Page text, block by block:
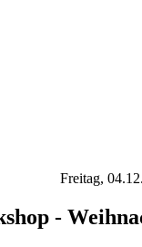
Freitag,
-